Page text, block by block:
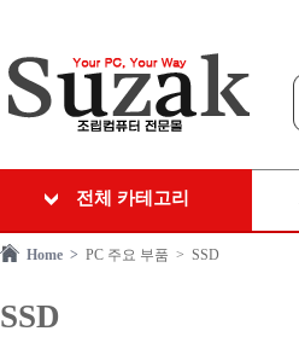
전체 카테고리
Home > PC 주요 부품 > SSD
SSD